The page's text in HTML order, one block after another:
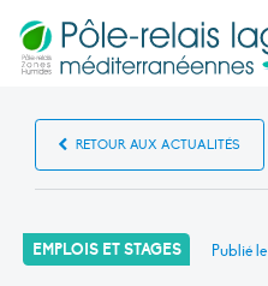
RETOUR AUX ACTUALITÉS
EMPLOIS ET STAGES Publié le